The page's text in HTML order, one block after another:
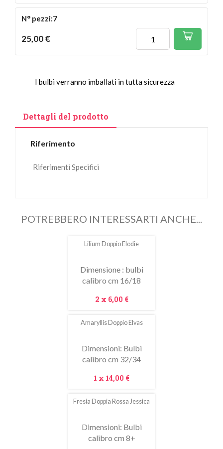
N° pezzi:7
25,00 €
I bulbi verranno imballati in tutta sicurezza
Dettagli del prodotto
Riferimento
Riferimenti Specifici
POTREBBERO INTERESSARTI ANCHE...
Lilium Doppio Elodie
Dimensione : bulbi
calibro cm 16/18
Prezzo
2 x 6,00 €
Amaryllis Doppio Elvas
Dimensioni: Bulbi
calibro cm 32/34
Prezzo
1 x 14,00 €
Fresia Doppia Rossa Jessica
Dimensioni: Bulbi
calibro cm 8+